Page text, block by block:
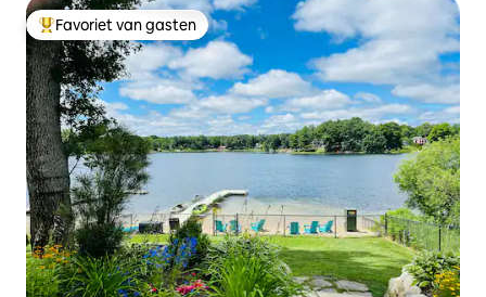
Topfavoriet van gasten
Favoriet van gasten